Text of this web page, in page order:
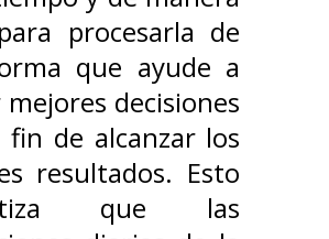
procesarla de
que ayude a
decisiones
fin de alcanzar los
resultados. Esto
que las